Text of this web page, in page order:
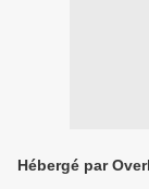
Hébergé par